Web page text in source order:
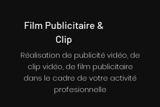
Film Publicitaire &
Clip
Réalisation de publicité vidéo, de
clip vidéo, de film publicitaire
dans le cadre de votre activité
profesionnelle